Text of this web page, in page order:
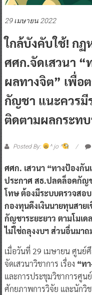
29 เมษายน 2022
ใกล้บังคับใช้! ก
ศศก.จัดเสวนา
ผลทางจิต” เพื่อ
กัญชา แนะควรมี
ติดตามผลกระท
Posted By: ^ jo ^
ศศก. เสวนา “ทางป้องกั
ประกาศ สธ.ปลดล็อคกัญ
โทษ ต้องมีระบบตรวจสอ
กองทุนดึงเงินนายทุนสาย
กัญชาระยะยาว ตามโมเด
ไม่ใช่ถลุงงบฯ ส่วนอื่นมา
เมื่อวันที่ 29 เมษายน ศูนย์
จัดเสวนาวิชาการ เรื่อง “ท
และการประชุมวิชาการศู
ศักยภาพการวิจัย และนักวิ